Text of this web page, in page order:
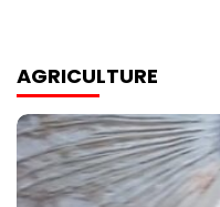
AGRICULTURE